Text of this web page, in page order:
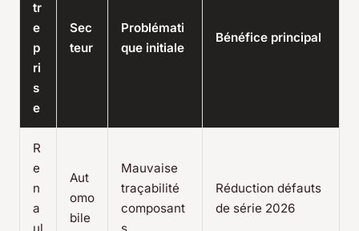
tr
e
p
ri
s
e
Sec
teur
Problémati
que initiale
Bénéfice principal
R
e
n
a
Aut
omo
bile
Mauvaise
traçabilité
composant
Réduction défauts
de série 2026